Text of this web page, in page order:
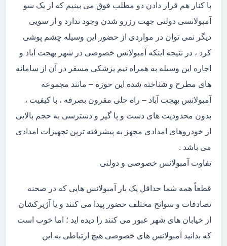
با کنار هم قرار دادن دو مطلب فوق می بینیم که از یک سو
آمبولانسی دولتی جهت رزرو شدن وجود ندارد و از سویی
دیگر نمی توان در مواردی از حضور این وسیله چشم پوشی
کرد ، در نتیجه اینکه آمبولانس خصوصی در شهر بهجت آباد و
اجاره این وسیله به همراه تیم پزشکی مسقر در آن از سامانه
های مطرح و شناخته شده این حوزه – مانند مجموعه
آمبولانس بهجت آباد – راه حلی مقرون بصرفه ، با کیفیت ،
بدون محدودیت های دست و پا گیر و دسترسی به حجم بالایی
از خودروهای امدادی مجهز به پیشرفته ترین تجهیزات امدادی
می باشد .
تفاوت آمبولانس خصوصی و دولتی
قطعاً همه شما حداقل یک بار آمبولانس هایی که در صحنه
تصادفات و سوانح مختلف حضور پیدا می کنند و یا آژیرکشان
از خیابان های شهر عبور می کنند را دیده اید ؛ اما خوب است
که بدانید آمبولانس های خصوصی هیچ ارتباطی به این